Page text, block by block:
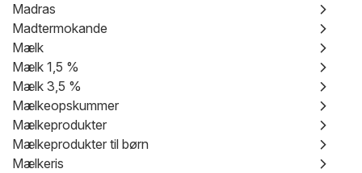
Madras
Madtermokande
Mælk
Mælk 1,5 %
Mælk 3,5 %
Mælkeopskummer
Mælkeprodukter
Mælkeprodukter til børn
Mælkeris